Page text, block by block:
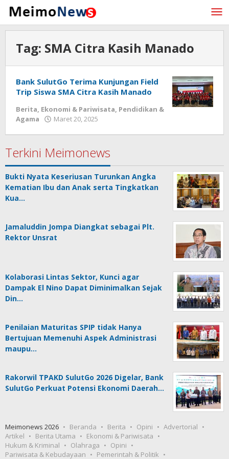
Lewati
konten
Tag: SMA Citra Kasih Manado
Bank SulutGo Terima Kunjungan Field
Trip Siswa SMA Citra Kasih Manado
Berita, Ekonomi & Pariwisata, Pendidikan &
Agama
Maret 20, 2025
Terkini Meimonews
Bukti Nyata Keseriusan Turunkan Angka
Kematian Ibu dan Anak serta Tingkatkan
Kua…
Jamaluddin Jompa Diangkat sebagai Plt.
Rektor Unsrat
Kolaborasi Lintas Sektor, Kunci agar
Dampak El Nino Dapat Diminimalkan Sejak
Din…
Penilaian Maturitas SPIP tidak Hanya
Bertujuan Memenuhi Aspek Administrasi
maupu…
Rakorwil TPAKD SulutGo 2026 Digelar, Bank
SulutGo Perkuat Potensi Ekonomi Daerah…
Meimonews 2026 Beranda Berita Opini
Advertorial
Artikel
Berita Utama
Ekonomi & Pariwisata
Hukum & Kriminal
Olahraga
Opini
Pariwisata & Kebudayaan
Pemerintah & Politik